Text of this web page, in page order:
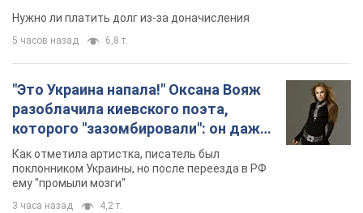
Нужно ли платить долг из-за доначисления
5 часов назад 6,8 т.
"Это Украина напала!" Оксана Вояж
разоблачила киевского поэта,
которого "зазомбировали": он даже
русского не знал, а теперь хочет
геноцида украинцев
Как отметила артистка, писатель был
поклонником Украины, но после переезда в РФ
ему "промыли мозги"
3 часа назад 4,2 т.